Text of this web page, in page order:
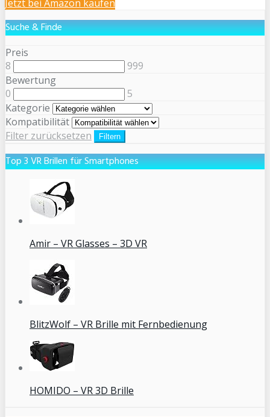
Jetzt bei Amazon kaufen
Suche & Finde
Preis
8
999
Bewertung
0
5
Kategorie
Kompatibilität
Filter zurücksetzen
Filtern
Top 3 VR Brillen für Smartphones
Amir – VR Glasses – 3D VR
BlitzWolf – VR Brille mit Fernbedienung
HOMIDO – VR 3D Brille